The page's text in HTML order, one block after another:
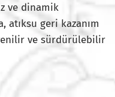
ve dinamik
atıksu geri kazanım
ve sürdürülebilir